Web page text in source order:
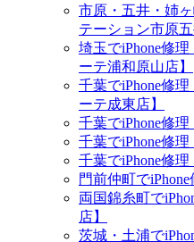
市原・五井・姉ヶ
テーション市原五
埼玉でiPhone修
ーテ浦和原山店】
千葉でiPhone修
ーテ成東店】
千葉でiPhone修理
千葉でiPhone修
千葉でiPhone修
門前仲町で
両国錦糸町で
店】
茨城・土浦で